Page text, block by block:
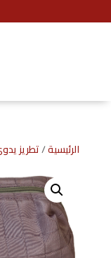
الرئيسية/تطريز